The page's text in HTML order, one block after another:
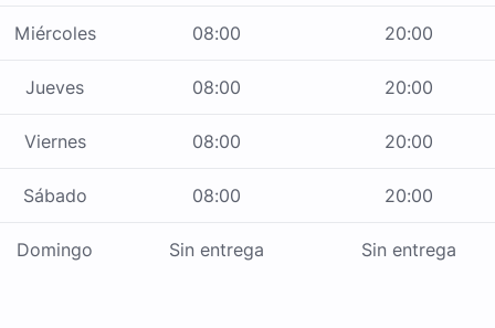
Miércoles 08:00 20:00
Jueves 08:00 20:00
Viernes 08:00 20:00
Sábado 08:00 20:00
Domingo Sin entrega Sin entrega